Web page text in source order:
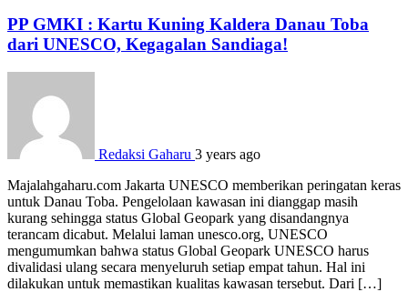
PP GMKI : Kartu Kuning Kaldera Danau Toba
dari UNESCO, Kegagalan Sandiaga!
Redaksi Gaharu 3 years ago
Majalahgaharu.com Jakarta UNESCO memberikan peringatan keras
untuk Danau Toba. Pengelolaan kawasan ini dianggap masih
kurang sehingga status Global Geopark yang disandangnya
terancam dicabut. Melalui laman unesco.org, UNESCO
mengumumkan bahwa status Global Geopark UNESCO harus
divalidasi ulang secara menyeluruh setiap empat tahun. Hal ini
dilakukan untuk memastikan kualitas kawasan tersebut. Dari […]